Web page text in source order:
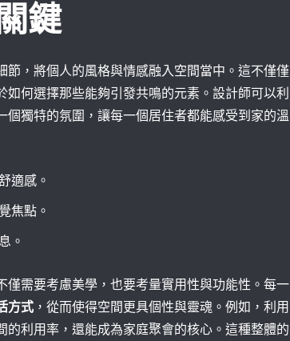
鍵
，將個人的風格與情感融入空間當中。這不僅僅
何選擇那些能夠引發共鳴的元素。設計師可以利
個獨特的氛圍，讓每一個居住者都能感受到家的溫
適感。
焦點。
。
僅需要考慮美學，也要考量實用性與功能性。每一
方式 ，從而使得空間更具個性與靈魂。例如，利用
利用率，還能成為家庭聚會的核心。這種整體的